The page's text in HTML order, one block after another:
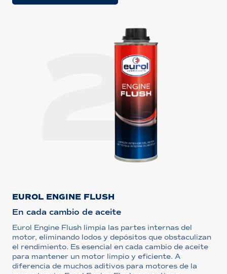
EUROL ENGINE FLUSH
En cada cambio de aceite
Eurol Engine Flush limpia las partes internas del
motor, eliminando lodos y depósitos que obstaculizan
el rendimiento. Es esencial en cada cambio de aceite
para mantener un motor limpio y eficiente. A
diferencia de muchos aditivos para motores de la